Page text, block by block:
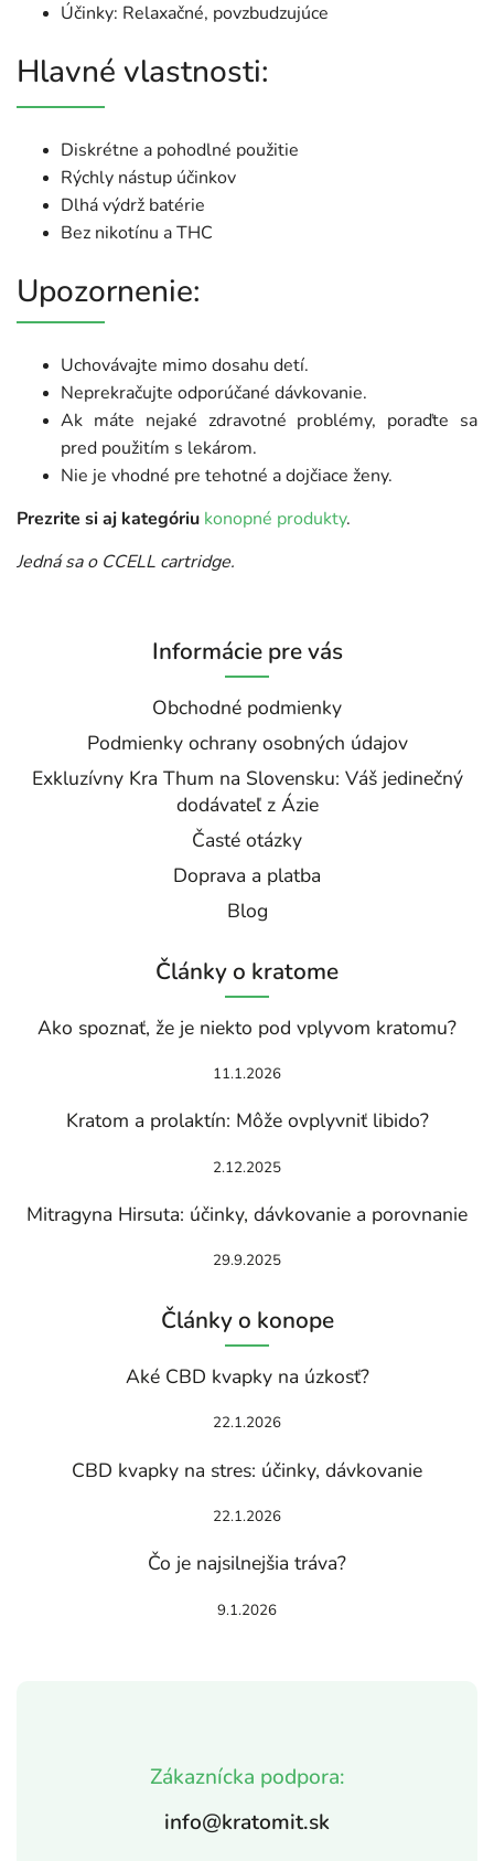
Účinky: Relaxačné, povzbudzujúce
Hlavné vlastnosti:
Diskrétne a pohodlné použitie
Rýchly nástup účinkov
Dlhá výdrž batérie
Bez nikotínu a THC
Upozornenie:
Uchovávajte mimo dosahu detí.
Neprekračujte odporúčané dávkovanie.
Ak máte nejaké zdravotné problémy, poraďte sa
pred použitím s lekárom.
Nie je vhodné pre tehotné a dojčiace ženy.
Prezrite si aj kategóriu konopné produkty.
Jedná sa o CCELL cartridge.
Zákaznícka podpora:
info@kratomit.sk
Informácie pre vás
Obchodné podmienky
Podmienky ochrany osobných údajov
Exkluzívny Kra Thum na Slovensku: Váš jedinečný
dodávateľ z Ázie
Časté otázky
Doprava a platba
Blog
Články o kratome
Ako spoznať, že je niekto pod vplyvom kratomu?
11.1.2026
Kratom a prolaktín: Môže ovplyvniť libido?
2.12.2025
Mitragyna Hirsuta: účinky, dávkovanie a porovnanie
29.9.2025
Články o konope
Aké CBD kvapky na úzkosť?
22.1.2026
CBD kvapky na stres: účinky, dávkovanie
22.1.2026
Čo je najsilnejšia tráva?
9.1.2026